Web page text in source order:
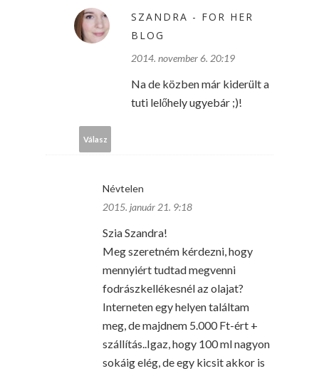
SZANDRA - FOR HER
BLOG
2014. november 6. 20:19
Na de közben már kiderült a
tuti lelőhely ugyebár ;)!
Válasz
Névtelen
2015. január 21. 9:18
Szia Szandra!
Meg szeretném kérdezni, hogy
mennyiért tudtad megvenni
fodrászkellékesnél az olajat?
Interneten egy helyen találtam
meg, de majdnem 5.000 Ft-ért +
szállítás..Igaz, hogy 100 ml nagyon
sokáig elég, de egy kicsit akkor is